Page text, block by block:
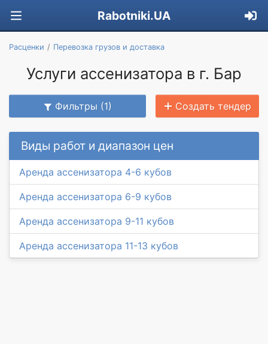
Rabotniki.UA
Расценки Перевозка грузов и доставка
Услуги ассенизатора в г. Бар
Фильтры (1) Создать тендер
Виды работ и диапазон цен
Аренда ассенизатора 4-6 кубов
Аренда ассенизатора 6-9 кубов
Аренда ассенизатора 9-11 кубов
Аренда ассенизатора 11-13 кубов